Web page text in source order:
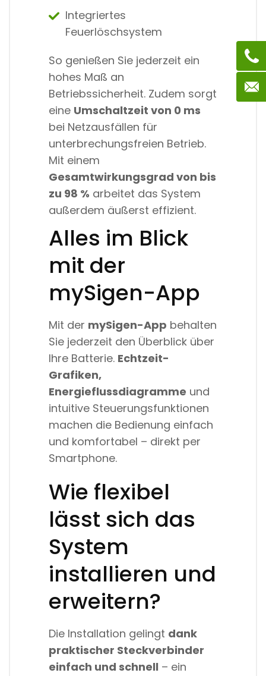
Integriertes
Feuerlöschsystem
So genießen Sie jederzeit ein
hohes Maß an
Betriebssicherheit. Zudem sorgt
eine Umschaltzeit von 0 ms
bei Netzausfällen für
unterbrechungsfreien Betrieb.
Mit einem
Gesamtwirkungsgrad von bis
zu 98 % arbeitet das System
außerdem äußerst effizient.
Alles im Blick
mit der
mySigen-App
Mit der mySigen-App behalten
Sie jederzeit den Überblick über
Ihre Batterie. Echtzeit-
Grafiken,
Energieflussdiagramme und
intuitive Steuerungsfunktionen
machen die Bedienung einfach
und komfortabel – direkt per
Smartphone.
Wie flexibel
lässt sich das
System
installieren und
erweitern?
Die Installation gelingt dank
praktischer Steckverbinder
einfach und schnell – ein